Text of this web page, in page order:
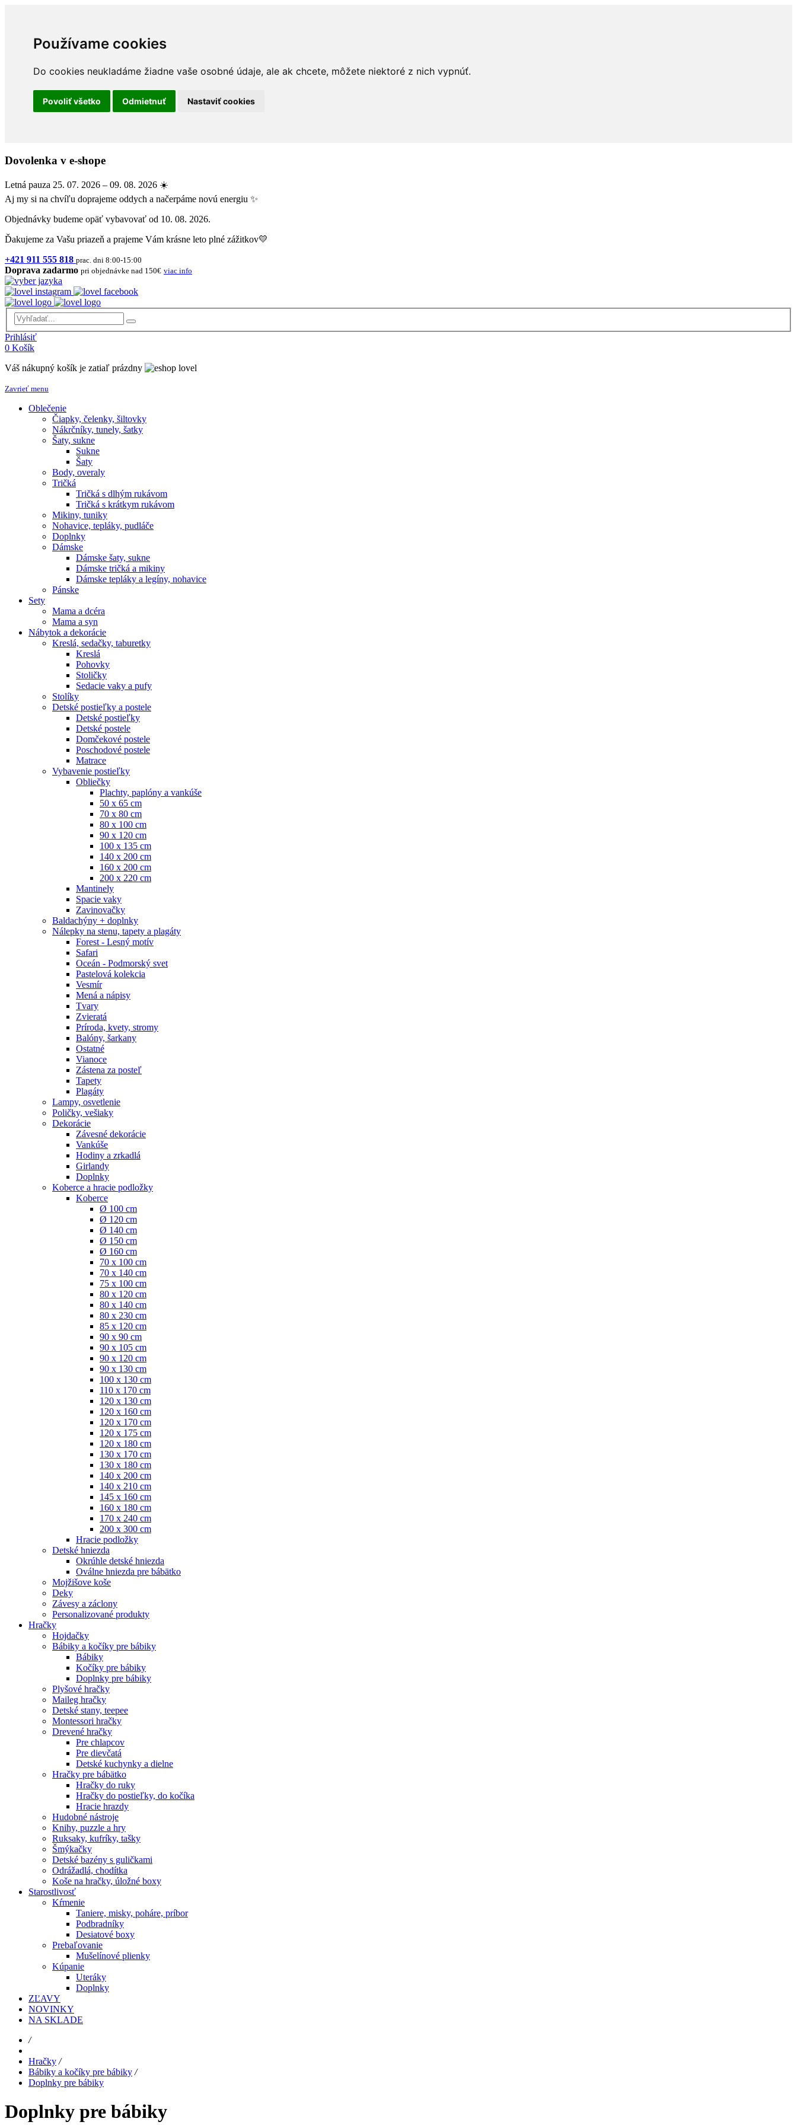
Používame cookies
Do cookies neukladáme žiadne vaše osobné údaje, ale ak chcete, môžete niektoré z nich vypnúť.
Povoliť všetko Odmietnuť Nastaviť cookies
Dovolenka v e-shope
Letná pauza 25. 07. 2026 – 09. 08. 2026 ☀️
Aj my si na chvíľu doprajeme oddych a načerpáme novú energiu ✨
Objednávky budeme opäť vybavovať od 10. 08. 2026.
Ďakujeme za Vašu priazeň a prajeme Vám krásne leto plné zážitkov💛
+421 911 555 818 prac. dni 8:00-15:00
Doprava zadarmo pri objednávke nad 150€ viac info
Prihlásiť
0 Košík
Váš nákupný košík je zatiaľ prázdny
Zavrieť menu
Oblečenie
Čiapky, čelenky, šiltovky
Nákrčníky, tunely, šatky
Šaty, sukne
Sukne
Šaty
Body, overaly
Tričká
Tričká s dlhým rukávom
Tričká s krátkym rukávom
Mikiny, tuniky
Nohavice, tepláky, pudláče
Doplnky
Dámske
Dámske šaty, sukne
Dámske tričká a mikiny
Dámske tepláky a legíny, nohavice
Pánske
Sety
Mama a dcéra
Mama a syn
Nábytok a dekorácie
Kreslá, sedačky, taburetky
Kreslá
Pohovky
Stoličky
Sedacie vaky a pufy
Stolíky
Detské postieľky a postele
Detské postieľky
Detské postele
Domčekové postele
Poschodové postele
Matrace
Vybavenie postieľky
Obliečky
Plachty, paplóny a vankúše
50 x 65 cm
70 x 80 cm
80 x 100 cm
90 x 120 cm
100 x 135 cm
140 x 200 cm
160 x 200 cm
200 x 220 cm
Mantinely
Spacie vaky
Zavinovačky
Baldachýny + doplnky
Nálepky na stenu, tapety a plagáty
Forest - Lesný motív
Safari
Oceán - Podmorský svet
Pastelová kolekcia
Vesmír
Mená a nápisy
Tvary
Zvieratá
Príroda, kvety, stromy
Balóny, šarkany
Ostatné
Vianoce
Zástena za posteľ
Tapety
Plagáty
Lampy, osvetlenie
Poličky, vešiaky
Dekorácie
Závesné dekorácie
Vankúše
Hodiny a zrkadlá
Girlandy
Doplnky
Koberce a hracie podložky
Koberce
Ø 100 cm
Ø 120 cm
Ø 140 cm
Ø 150 cm
Ø 160 cm
70 x 100 cm
70 x 140 cm
75 x 100 cm
80 x 120 cm
80 x 140 cm
80 x 230 cm
85 x 120 cm
90 x 90 cm
90 x 105 cm
90 x 120 cm
90 x 130 cm
100 x 130 cm
110 x 170 cm
120 x 130 cm
120 x 160 cm
120 x 170 cm
120 x 175 cm
120 x 180 cm
130 x 170 cm
130 x 180 cm
140 x 200 cm
140 x 210 cm
145 x 160 cm
160 x 180 cm
170 x 240 cm
200 x 300 cm
Hracie podložky
Detské hniezda
Okrúhle detské hniezda
Oválne hniezda pre bábätko
Mojžišove koše
Deky
Závesy a záclony
Personalizované produkty
Hračky
Hojdačky
Bábiky a kočíky pre bábiky
Bábiky
Kočíky pre bábiky
Doplnky pre bábiky
Plyšové hračky
Maileg hračky
Detské stany, teepee
Montessori hračky
Drevené hračky
Pre chlapcov
Pre dievčatá
Detské kuchynky a dielne
Hračky pre bábätko
Hračky do ruky
Hračky do postieľky, do kočíka
Hracie hrazdy
Hudobné nástroje
Knihy, puzzle a hry
Ruksaky, kufríky, tašky
Šmýkačky
Detské bazény s guličkami
Odrážadlá, chodítka
Koše na hračky, úložné boxy
Starostlivosť
Kŕmenie
Taniere, misky, poháre, príbor
Podbradníky
Desiatové boxy
Prebaľovanie
Mušelínové plienky
Kúpanie
Uteráky
Doplnky
ZĽAVY
NOVINKY
NA SKLADE
/
Hračky /
Bábiky a kočíky pre bábiky /
Doplnky pre bábiky
Doplnky pre bábiky